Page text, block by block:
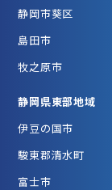
静岡市葵区
島田市
牧之原市
静岡県東部地域
伊豆の国市
駿東郡清水町
富士市